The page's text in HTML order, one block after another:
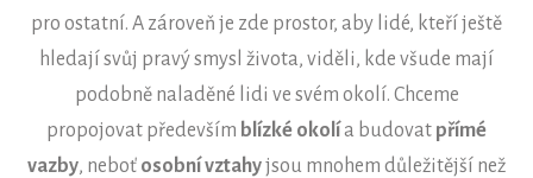
pro ostatní. A zároveň je zde prostor, aby lidé, kteří ještě
hledají svůj pravý smysl života, viděli, kde všude mají
podobně naladěné lidi ve svém okolí. Chceme
propojovat především blízké okolía budovat přímé
vazby, neboť osobní vztahyjsou mnohem důležitější než